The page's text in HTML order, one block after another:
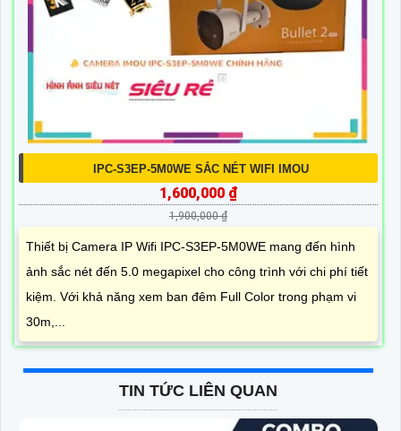
IPC-S3EP-5M0WE SẮC NÉT WIFI IMOU
1,600,000 ₫
1,900,000 ₫
Thiết bị Camera IP Wifi IPC-S3EP-5M0WE mang đến hình
ảnh sắc nét đến 5.0 megapixel cho công trình với chi phí tiết
kiệm. Với khả năng xem ban đêm Full Color trong phạm vi
30m,...
TIN TỨC LIÊN QUAN